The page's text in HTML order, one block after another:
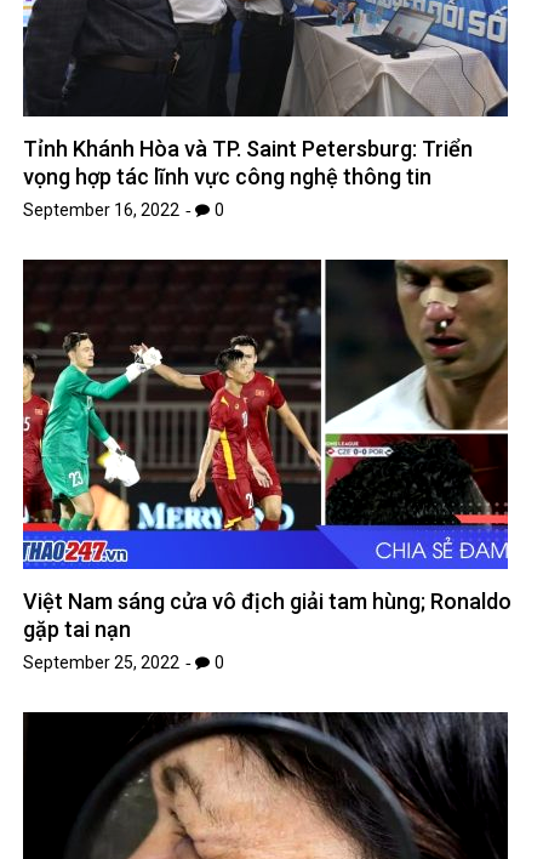
Tỉnh Khánh Hòa và TP. Saint Petersburg: Triển
vọng hợp tác lĩnh vực công nghệ thông tin
September 16, 2022 0
Việt Nam sáng cửa vô địch giải tam hùng; Ronaldo
gặp tai nạn
September 25, 2022 0